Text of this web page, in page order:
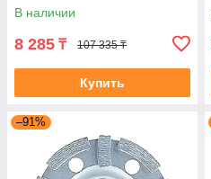
В наличии
8 285 ₸ 107 335 ₸
Купить
–91%